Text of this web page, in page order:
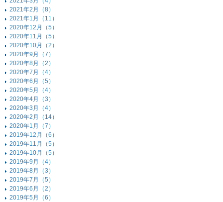
2021年2月（8）
2021年1月（11）
2020年12月（5）
2020年11月（5）
2020年10月（2）
2020年9月（7）
2020年8月（2）
2020年7月（4）
2020年6月（5）
2020年5月（4）
2020年4月（3）
2020年3月（4）
2020年2月（14）
2020年1月（7）
2019年12月（6）
2019年11月（5）
2019年10月（5）
2019年9月（4）
2019年8月（3）
2019年7月（5）
2019年6月（2）
2019年5月（6）